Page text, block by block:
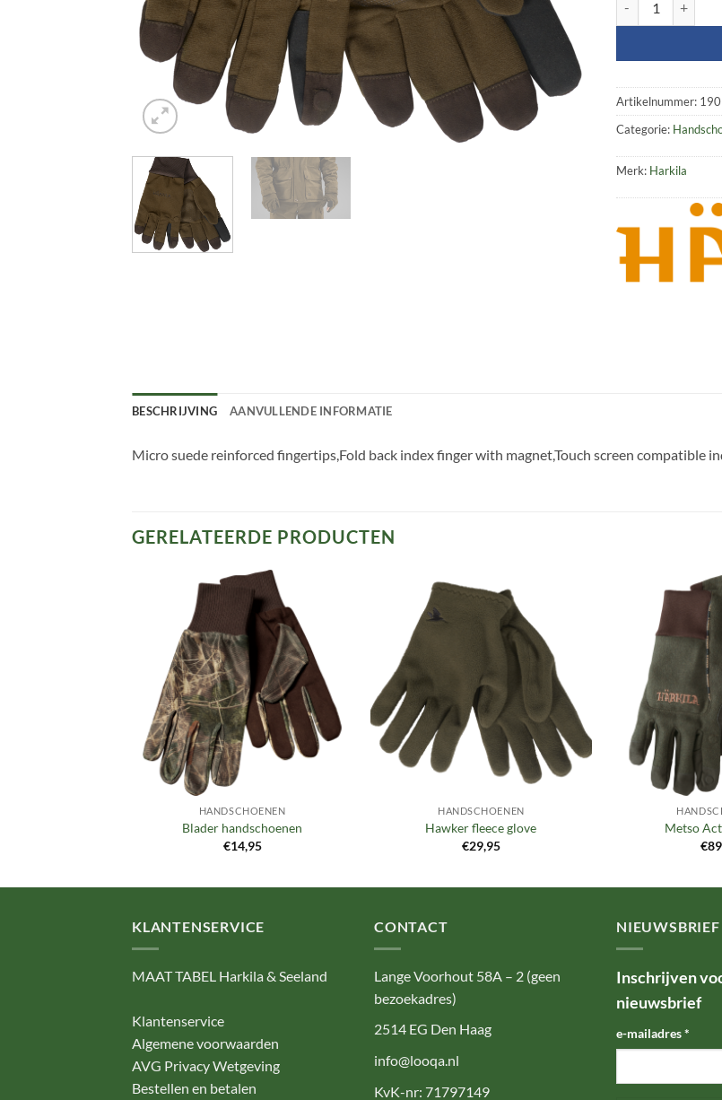
Artikelnummer:
Categorie:
Merk: Harkila
BESCHRIJVING AANVULLENDE INFORMATIE
Micro suede reinforced fingertips,Fold back index finger with magnet,Touch screen compatible
GERELATEERDE PRODUCTEN
Toevoegen
verlanglijst
HANDSCHOENEN
Blader handschoenen
€14,95
Toevoegen
verlanglijst
HANDSCHOENEN
Hawker fleece glove
€29,95
Metso
€
KLANTENSERVICE
MAAT TABEL Harkila & Seeland
Klantenservice
Algemene voorwaarden
AVG Privacy Wetgeving
Bestellen en betalen
CONTACT
Lange Voorhout 58A – 2 (geen
bezoekadres)
2514 EG Den Haag
info@looqa.nl
KvK-nr: 71797149
NIEUWSBRIEF
Inschrijven
nieuwsbrief
e-mailadres*